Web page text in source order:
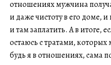
отношениях мужчина
и даже чистоту в его доме,
и там заплатить. А в итоге,
остаюсь с тратами,
будь я в отношениях, сама